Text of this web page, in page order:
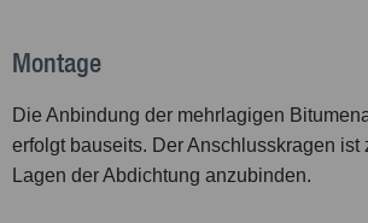
Montage
Die Anbindung der mehrlagigen
erfolgt bauseits. Der Anschlusskragen ist
Lagen der Abdichtung anzubinden.